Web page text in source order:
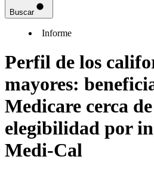
Buscar
Informe
Perfil de los
mayores:
Medicare cerca
elegibilidad por
Medi-Cal